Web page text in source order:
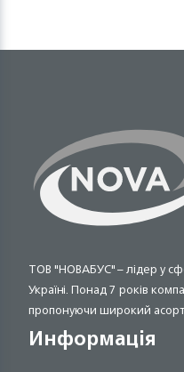
ТОВ "НОВАБУС" – лідер у
Україні. Понад 7 років
пропонуючи широкий
Информація